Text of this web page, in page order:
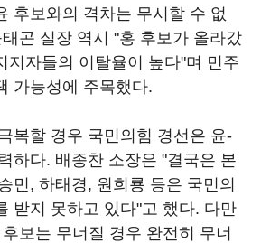
후보와의 격차는 무시할 수 없
곤 실장 역시 "홍 후보가 올라갔
지자들의 이탈율이 높다"며 민주
가능성에 주목했다.
복할 경우 국민의힘 경선은 윤-
하다. 배종찬 소장은 "결국은 본
민, 하태경, 원희룡 등은 국민의
받지 못하고 있다"고 했다. 다만
보는 무너질 경우 완전히 무너